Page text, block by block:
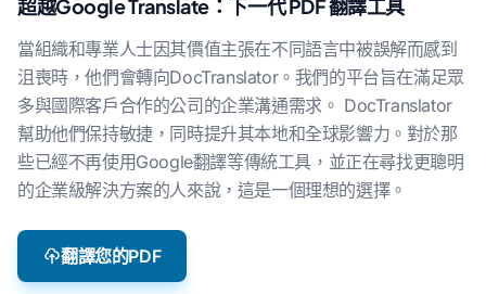
超越Google Translate：下一代 PDF 翻譯工具
當組織和專業人士因其價值主張在不同語言中被誤解而感到
沮喪時，他們會轉向DocTranslator。我們的平台旨在滿足眾
多與國際客戶合作的公司的企業溝通需求。 DocTranslator
幫助他們保持敏捷，同時提升其本地和全球影響力。對於那
些已經不再使用Google翻譯等傳統工具，並正在尋找更聰明
的企業級解決方案的人來說，這是一個理想的選擇。
翻譯您的PDF